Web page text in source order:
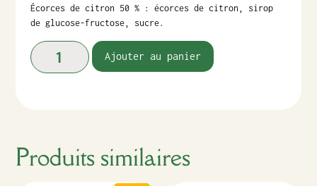
Écorces de citron 50 % : écorces de citron, sirop
de glucose-fructose, sucre.
Ajouter au panier
Produits similaires